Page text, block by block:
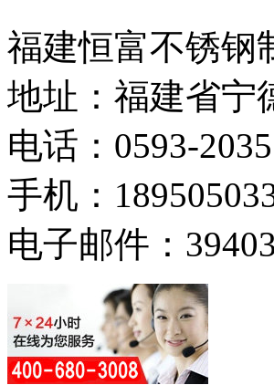
福建恒富不锈钢
地址：福建省宁
电话：0593-
手机：
电子邮件：